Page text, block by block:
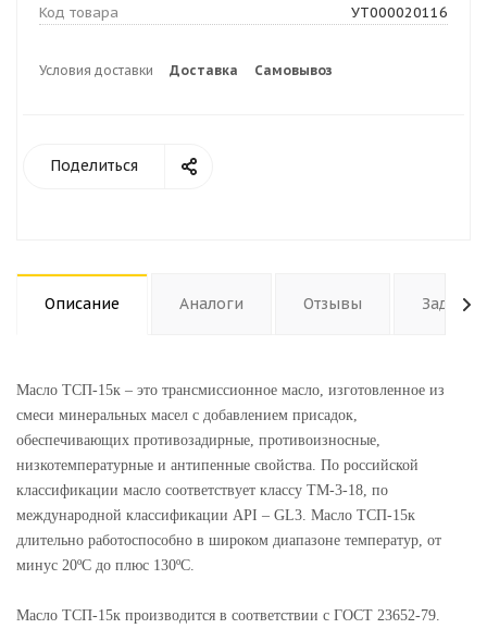
Код товара
УТ000020116
Условия доставки Доставка Самовывоз
Поделиться
Описание Аналоги Отзывы Задать
Масло ТСП-15к – это трансмиссионное масло, изготовленное из
смеси минеральных масел с добавлением присадок,
обеспечивающих противозадирные, противоизносные,
низкотемпературные и антипенные свойства. По российской
классификации масло соответствует классу ТМ-3-18, по
международной классификации API – GL3. Масло ТСП-15к
длительно работоспособно в широком диапазоне температур, от
минус 20ºС до плюс 130ºС.
Масло ТСП-15к производится в соответствии с ГОСТ 23652-79.